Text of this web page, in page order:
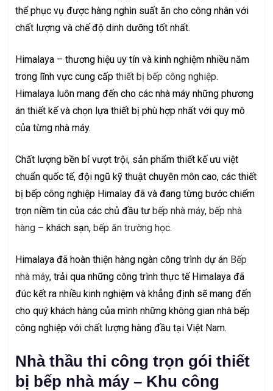
thể phục vụ được hàng nghìn suất ăn cho công nhân với
chất lượng và chế độ dinh dưỡng tốt nhất.
Himalaya – thương hiệu uy tín và kinh nghiệm nhiều năm
trong lĩnh vực cung cấp thiết bị bếp công nghiệp.
Himalaya luôn mang đến cho các nhà máy những phương
án thiết kế và chọn lựa thiết bị phù hợp nhất với quy mô
của từng nhà máy.
Chất lượng bền bỉ vượt trội, sản phẩm thiết kế ưu việt
chuẩn quốc tế, đội ngũ kỹ thuật chuyên môn cao, các thiết
bị bếp công nghiệp Himalay đã và đang từng bước chiếm
trọn niềm tin của các chủ đầu tư bếp nhà máy, bếp nhà
hàng – khách sạn, bếp ăn trường học.
Himalaya đã hoàn thiện hàng ngàn công trình dự án Bếp
nhà máy, trải qua những công trình thực tế Himalaya đã
đúc kết ra nhiều kinh nghiệm và khẳng định sẽ mang đến
cho quý khách hàng của mình những không gian nhà bếp
công nghiệp với chất lượng hàng đầu tại Việt Nam.
Nhà thầu thi công trọn gói thiết
bị bếp nhà máy – Khu công